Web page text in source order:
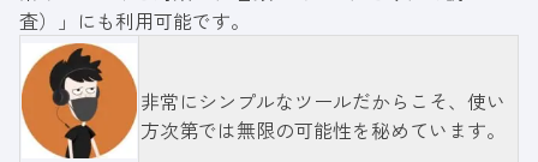
査）」にも利用可能です。
非常にシンプルなツールだからこそ、使い
方次第では無限の可能性を秘めています。